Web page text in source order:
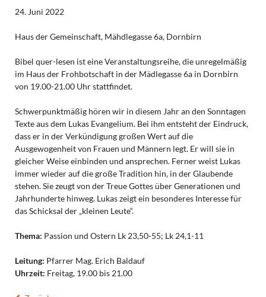
24. Juni 2022
Haus der Gemeinschaft, Mähdlegasse 6a, Dornbirn
Bibel quer-lesen ist eine Veranstaltungsreihe, die unregelmäßig
im Haus der Frohbotschaft in der Mädlegasse 6a in Dornbirn
von 19.00-21.00 Uhr stattfindet.
Schwerpunktmäßig hören wir in diesem Jahr an den Sonntagen
Texte aus dem Lukas Evangelium. Bei ihm entsteht der Eindruck,
dass er in der Verkündigung großen Wert auf die
Ausgewogenheit von Frauen und Männern legt. Er will sie in
gleicher Weise einbinden und ansprechen. Ferner weist Lukas
immer wieder auf die große Tradition hin, in der Glaubende
stehen. Sie zeugt von der Treue Gottes über Generationen und
Jahrhunderte hinweg. Lukas zeigt ein besonderes Interesse für
das Schicksal der „kleinen Leute“.
Thema: Passion und Ostern Lk 23,50-55; Lk 24,1-11
Leitung: Pfarrer Mag. Erich Baldauf
Uhrzeit: Freitag, 19.00 bis 21.00